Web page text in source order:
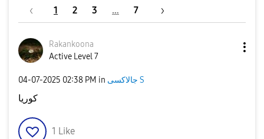
1 2 3 … 7
Rakankoona
Active Level 7
‎04-07-2025 02:38 PM in جالاكسى S
كوريا
1 Like